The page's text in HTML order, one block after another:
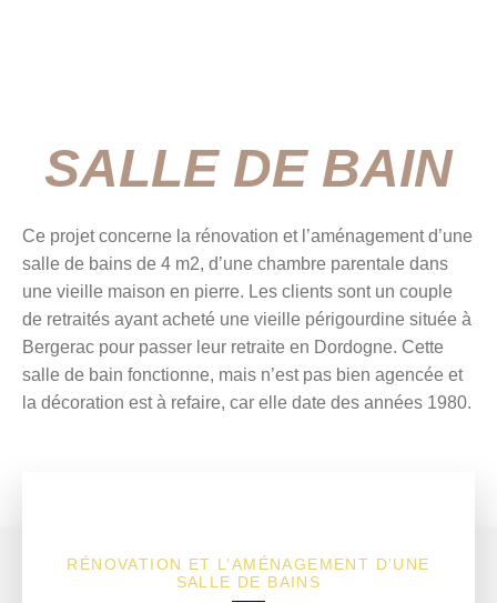
SALLE DE BAIN
Ce projet concerne la rénovation et l’aménagement d’une
salle de bains de 4 m2, d’une chambre parentale dans
une vieille maison en pierre. Les clients sont un couple
de retraités ayant acheté une vieille périgourdine située à
Bergerac pour passer leur retraite en Dordogne. Cette
salle de bain fonctionne, mais n’est pas bien agencée et
la décoration est à refaire, car elle date des années 1980.
RÉNOVATION ET L’AMÉNAGEMENT D’UNE
SALLE DE BAINS